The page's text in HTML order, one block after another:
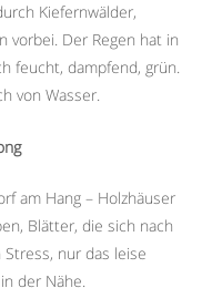
Kiefernwälder,
vorbei. Der Regen hat in
feucht, dampfend, grün.
von Wasser.
am Hang – Holzhäuser
Blätter, die sich nach
nur das leise
der Nähe.